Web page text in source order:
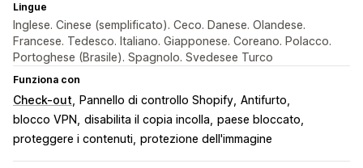
Lingue
Inglese. Cinese (semplificato). Ceco. Danese. Olandese.
Francese. Tedesco. Italiano. Giapponese. Coreano. Polacco.
Portoghese (Brasile). Spagnolo. Svedesee Turco
Funziona con
Check-out Pannello di controllo Shopify Antifurto
blocco VPN
disabilita il copia incolla paese bloccato
proteggere i contenuti protezione dell'immagine